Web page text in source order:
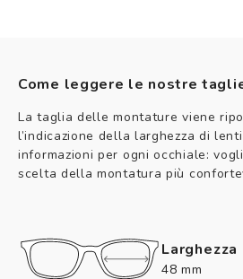
Come leggere le nostre
La taglia delle montature viene
l’indicazione della larghezza di
informazioni per ogni occhiale:
scelta della montatura più
48 mm